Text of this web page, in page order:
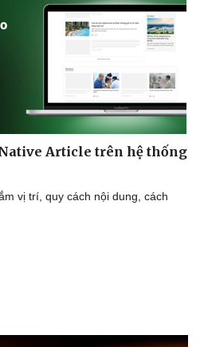
Article trên hệ thống
vị trí, quy cách nội dung, cách